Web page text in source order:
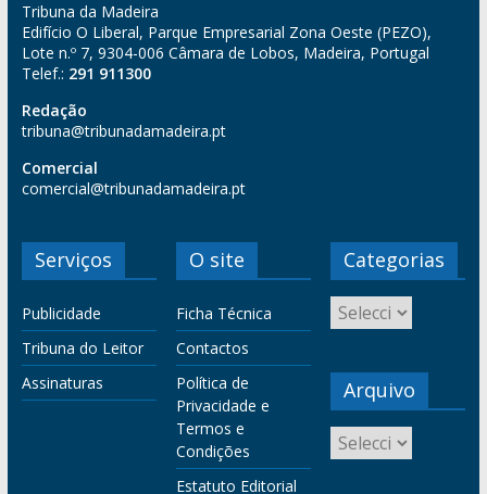
Tribuna da Madeira
Edifício O Liberal, Parque Empresarial Zona Oeste (PEZO),
Lote n.º 7, 9304-006 Câmara de Lobos, Madeira, Portugal
Telef.: 291 911300
Redação
tribuna@tribunadamadeira.pt
Comercial
comercial@tribunadamadeira.pt
Serviços
Publicidade
Tribuna do Leitor
Assinaturas
O site
Ficha Técnica
Contactos
Política de
Privacidade e
Termos e
Condições
Estatuto Editorial
Categorias
Arquivo